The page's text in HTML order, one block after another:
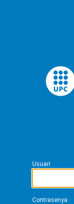
Usuari
Contrasenya